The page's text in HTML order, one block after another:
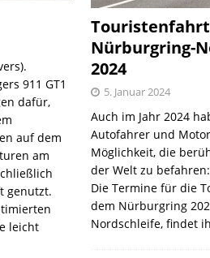
911 GT1
dafür,
auf dem
am
genutzt.
leicht
Nürburgring-
2024
5. Januar 2024
Auch im Jahr 2024
Autofahrer und
Möglichkeit, die
der Welt zu
Die Termine für die
dem Nürburgring
Nordschleife, findet